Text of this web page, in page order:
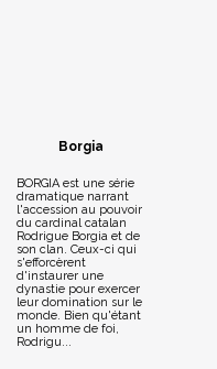
Borgia
BORGIA est une série
dramatique narrant
l'accession au pouvoir
du cardinal catalan
Rodrigue Borgia et de
son clan. Ceux-ci qui
s'efforcèrent
d'instaurer une
dynastie pour exercer
leur domination sur le
monde. Bien qu'étant
un homme de foi,
Rodrigu...